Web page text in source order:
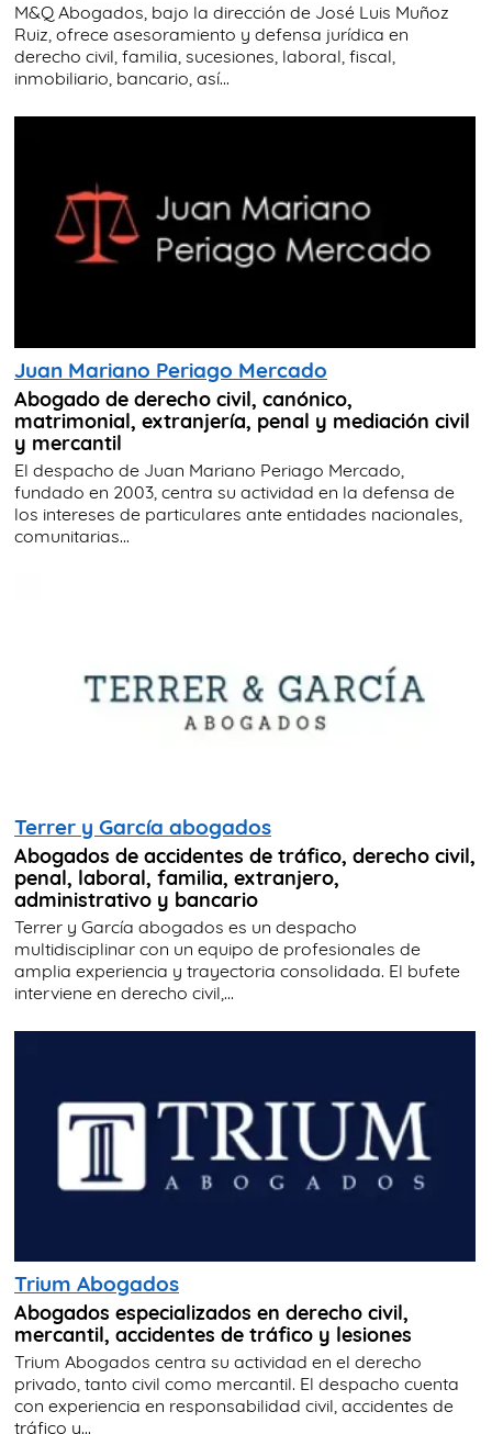
M&Q Abogados, bajo la dirección de José Luis Muñoz
Ruiz, ofrece asesoramiento y defensa jurídica en
derecho civil, familia, sucesiones, laboral, fiscal,
inmobiliario, bancario, así...
Juan Mariano Periago Mercado
Abogado de derecho civil, canónico,
matrimonial, extranjería, penal y mediación civil
y mercantil
El despacho de Juan Mariano Periago Mercado,
fundado en 2003, centra su actividad en la defensa de
los intereses de particulares ante entidades nacionales,
comunitarias...
Terrer y García abogados
Abogados de accidentes de tráfico, derecho civil,
penal, laboral, familia, extranjero,
administrativo y bancario
Terrer y García abogados es un despacho
multidisciplinar con un equipo de profesionales de
amplia experiencia y trayectoria consolidada. El bufete
interviene en derecho civil,...
Trium Abogados
Abogados especializados en derecho civil,
mercantil, accidentes de tráfico y lesiones
Trium Abogados centra su actividad en el derecho
privado, tanto civil como mercantil. El despacho cuenta
con experiencia en responsabilidad civil, accidentes de
tráfico y...